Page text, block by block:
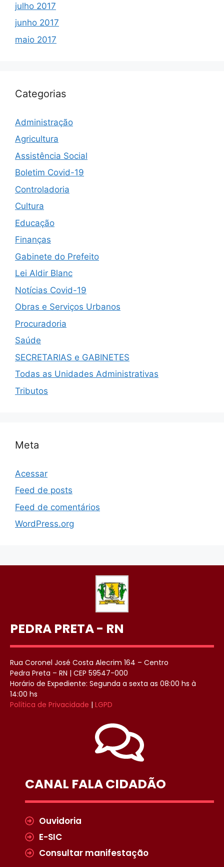
julho 2017
junho 2017
maio 2017
Categorias
Administração
Agricultura
Assistência Social
Boletim Covid-19
Controladoria
Cultura
Educação
Finanças
Gabinete do Prefeito
Lei Aldir Blanc
Notícias Covid-19
Obras e Serviços Urbanos
Procuradoria
Saúde
SECRETARIAS e GABINETES
Todas as Unidades Administrativas
Tributos
Meta
Acessar
Feed de posts
Feed de comentários
WordPress.org
PEDRA PRETA - RN
Rua Coronel José Costa Alecrim 164 – Centro
Pedra Preta – RN | CEP 59547-000
Horário de Expediente: Segunda a sexta as 08:00 hs à
14:00 hs
Política de Privacidade | LGPD
CANAL FALA CIDADÃO
Ouvidoria
E-SIC
Consultar manifestação